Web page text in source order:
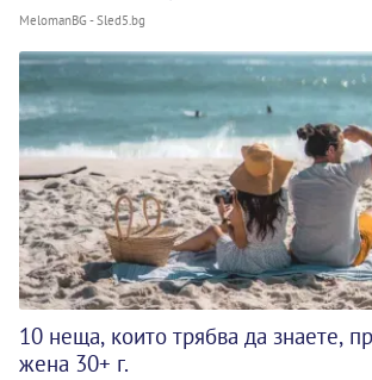
MelomanBG - Sled5.bg
10 неща, които трябва да знаете,
жена 30+ г.